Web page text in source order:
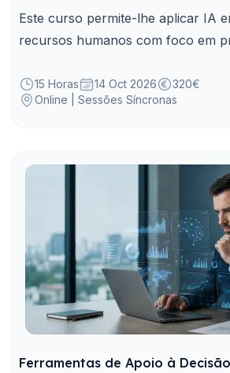
Este curso permite-lhe aplicar IA
recursos humanos com foco em
15 Horas 14 Oct 2026
320€
Online | Sessões Síncronas
Ferramentas de Apoio à